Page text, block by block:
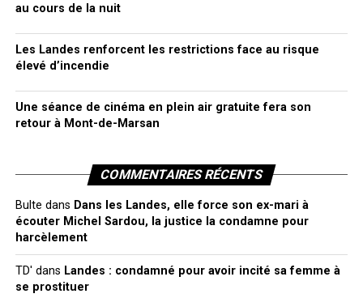
au cours de la nuit
Les Landes renforcent les restrictions face au risque
élevé d’incendie
Une séance de cinéma en plein air gratuite fera son
retour à Mont-de-Marsan
COMMENTAIRES RÉCENTS
Bulte dans Dans les Landes, elle force son ex-mari à
écouter Michel Sardou, la justice la condamne pour
harcèlement
TD' dans Landes : condamné pour avoir incité sa femme à
se prostituer